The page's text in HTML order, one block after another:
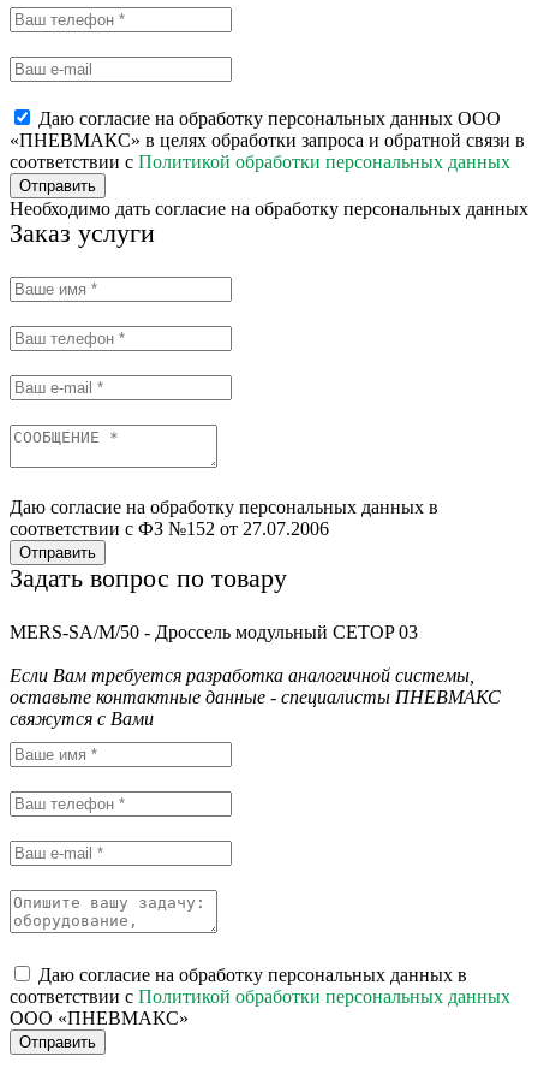
Даю согласие на обработку персональных данных ООО
«ПНЕВМАКС» в целях обработки запроса и обратной связи в
соответствии с Политикой обработки персональных данных
Отправить
Необходимо дать согласие на обработку персональных данных
Заказ услуги
Даю согласие на обработку персональных данных в
соответствии с ФЗ №152 от 27.07.2006
Отправить
Задать вопрос по товару
MERS-SA/M/50 - Дроссель модульный CETOP 03
Если Вам требуется разработка аналогичной системы,
оставьте контактные данные - специалисты ПНЕВМАКС
свяжутся с Вами
Даю согласие на обработку персональных данных в
соответствии с Политикой обработки персональных данных
ООО «ПНЕВМАКС»
Отправить